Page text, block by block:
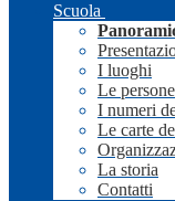
Scuola
I luoghi
Le persone
I numeri
Le carte
La storia
Contatti